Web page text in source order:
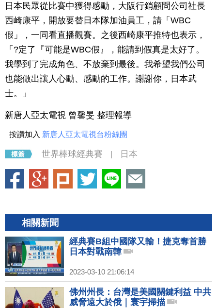
日本民眾從比賽中獲得感動，大阪行銷顧問公司社長
西崎康平，開放要替日本隊加油員工，請「WBC
假」，一同看直播觀賽。之後西崎康平推特也表示，
「?定了『可能是WBC假』，能請到假真是太好了。
我學到了完成角色、不放棄到最後。我希望我們公司
也能做出讓人心動、感動的工作。謝謝你，日本武
士。」
新唐人亞太電視 曾馨旻 整理報導
按讚加入 新唐人亞太電視台粉絲團
世界棒球經典賽 日本
相關新聞
經典賽B組中國隊又輸！捷克奪首勝
日本對戰南韓
2023-03-10 21:06:14
佛州州長：台灣是美國關鍵利益 中共
威脅遠大於俄｜寰宇掃描